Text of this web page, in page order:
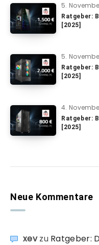
5.
Ratgeber:
[2025]
5.
Ratgeber:
[2025]
4.
Ratgeber:
[2025]
Neue Kommentare
xevzu Ratgeber: